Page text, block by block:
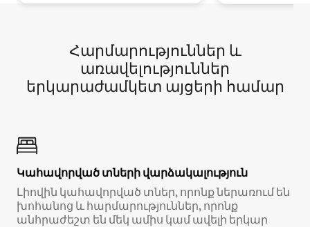
Հարմարություններ և
առավելություններ
երկարաժամկետ այցերի համար
Կահավորված տների վարձակալություն
Լիովին կահավորված տներ, որոնք ներառում են
խոհանոց և հարմարություններ, որոնք
անհրաժեշտ են մեկ ամիս կամ ավելի երկար